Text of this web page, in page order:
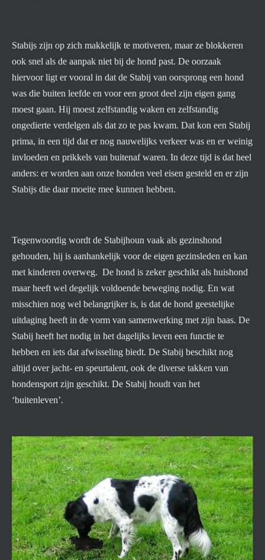
Stabijs zijn op zich makkelijk te motiveren, maar ze blokkeren
ook snel als de aanpak niet bij de hond past. De oorzaak
hiervoor ligt er vooral in dat de Stabij van oorsprong een hond
was die buiten leefde en voor een groot deel zijn eigen gang
moest gaan. Hij moest zelfstandig waken en zelfstandig
ongedierte verdelgen als dat zo te pas kwam. Dat kon een Stabij
prima, in een tijd dat er nog nauwelijks verkeer was en er weinig
invloeden en prikkels van buitenaf waren. In deze tijd is dat heel
anders: er worden aan onze honden veel eisen gesteld en er zijn
Stabijs die daar moeite mee kunnen hebben.
Tegenwoordig wordt de Stabijhoun vaak als gezinshond
gehouden, hij is aanhankelijk voor de eigen gezinsleden en kan
met kinderen overweg. De hond is zeker geschikt als huishond
maar heeft wel degelijk voldoende beweging nodig. En wat
misschien nog wel belangrijker is, is dat de hond geestelijke
uitdaging heeft in de vorm van samenwerking met zijn baas. De
Stabij heeft het nodig in het dagelijks leven een functie te
hebben en iets dat afwisseling biedt. De Stabij beschikt nog
altijd over jacht- en speurtalent, ook de diverse takken van
hondensport zijn geschikt. De Stabij houdt van het
‘buitenleven’.